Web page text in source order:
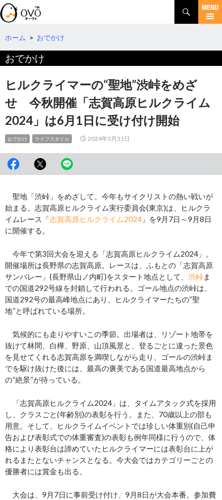
検
索
コ
テ
ツ
へ
ホーム > おでかけ
おでかけ
ヒルクライマーの“聖地”渋峠をめざ
せ 今秋開催「志賀高原ヒルクライム
2024」は6月1日に受け付け開始
おでかけ ライフスタイル 2024年5月31日
聖地「渋峠」をめざして、今年もサイクリストの熱い戦いが
始まる。志賀高原ヒルクライム実行委員会(東京)は、ヒルクラ
イムレース「志賀高原ヒルクライム2024 」を9月7日～9月8日
に開催する。
今年で第3回大会を迎える「志賀高原ヒルクライム2024」。
開催場所は長野県の志賀高原。レースは、ふもとの「志賀高原
サンバレー」(長野県山ノ内町)をスタート地点として、 渋峠ま
での国道292号線を封鎖して行われる。ゴール地点の渋峠は、
国道292号の最高峰地点にあり、ヒルクライマーたちの“聖
地”と呼ばれている場所。
気候的にも走りやすいこの季節。出場者は、リゾート地帯を
抜けて林間、白樺、野原、山頂風景と、登るごとに違った景色
を見せてくれる志賀高原を満喫しながら走り、ゴールの渋峠ま
でを駆け抜けた後には、最高の褒美である国道最高地点から
の“絶景”が待っている。
「志賀高原ヒルクライム2024」は、タイムアタック式を採用
し、クラスごと(年齢別)の表彰を行う。また、70歳以上の部も
用意。そして、ヒルクライムイベントでは珍しい体重別(自己申
告および表彰式での体重審査)の表彰も例年同様に行うので、体
格により表彰台は諦めていたヒルクライマーには表彰台に上が
れるまたとないチャンスとなる。今大会ではカテゴリーごとの
優勝者には賞金も出る。
大会は、9月7日に事前受け付け、9月8日が大会本番。参加費